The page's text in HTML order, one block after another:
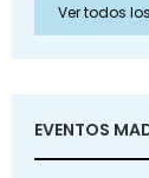
Ver todos
EVENTOS